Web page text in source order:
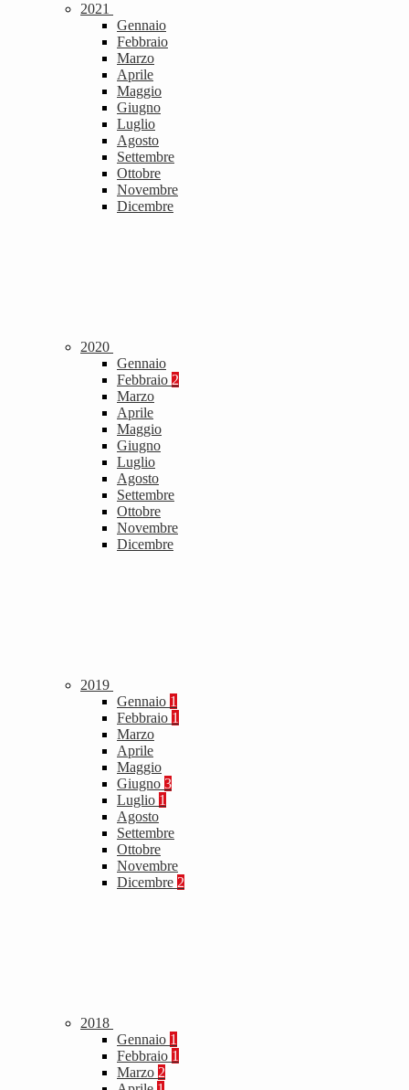
2021
Gennaio
Febbraio
Marzo
Aprile
Maggio
Giugno
Luglio
Agosto
Settembre
Ottobre
Novembre
Dicembre
2020
Gennaio
Febbraio 2
Marzo
Aprile
Maggio
Giugno
Luglio
Agosto
Settembre
Ottobre
Novembre
Dicembre
2019
Gennaio 1
Febbraio 1
Marzo
Aprile
Maggio
Giugno 3
Luglio 1
Agosto
Settembre
Ottobre
Novembre
Dicembre 2
2018
Gennaio 1
Febbraio 1
Marzo 2